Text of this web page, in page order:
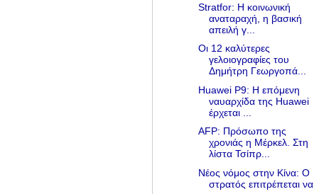
Stratfor: Η κοινωνική
αναταραχή, η βασική
απειλή γ...
Οι 12 καλύτερες
γελοιογραφίες του
Δημήτρη Γεωργοπά...
Huawei P9: Η επόμενη
ναυαρχίδα της Huawei
έρχεται ...
AFP: Πρόσωπο της
χρονιάς η Μέρκελ. Στη
λίστα Τσίπρ...
Νέος νόμος στην Κίνα: Ο
στρατός επιτρέπεται να